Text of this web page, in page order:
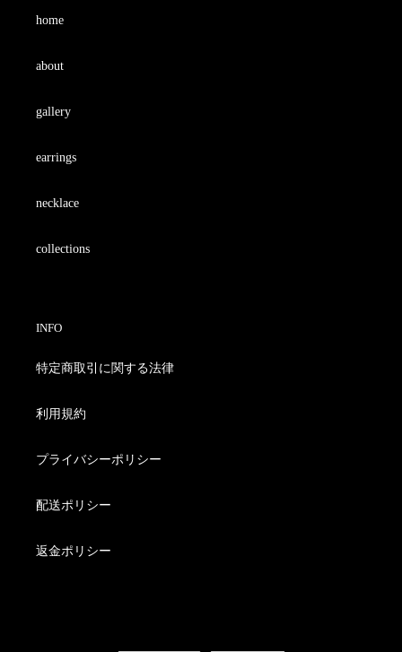
home
about
gallery
earrings
necklace
collections
INFO
特定商取引に関する法律
利用規約
プライバシーポリシー
配送ポリシー
返金ポリシー